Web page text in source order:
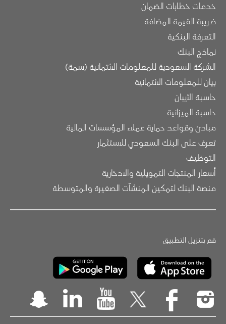
خدمات خطابات الضمان
ضريبة القيمة المضافة
التعرفة البنكية
نماذج البنك
الشركة السعودية للمعلومات الائتمانية (سمة)
بيان للمعلومات الائتمانية
حاسبة الآيبان
حاسبة الميزانية
مبادئ وقواعد حماية عملاء المؤسسات المالية
تعرف على البنك السعودي للاستثمار
التوظيف
أسعار المنتجات التمويلية والادخارية
منصة البنك لتمكين المنشآت الصغيرة والمتوسطة
قم بتنزيل التطبيق